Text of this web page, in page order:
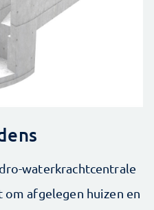
waterkrachtcentrale
afgelegen huizen en